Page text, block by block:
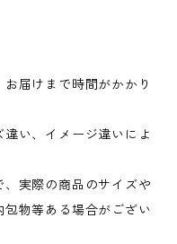
届けまで時間がかかり
い、イメージ違いによ
、実際の商品のサイズや
物等ある場合がござい